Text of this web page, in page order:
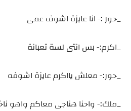
_حور :- انا عايزة اشوف عمى
_اكرم:- بس انتى لسة تعبانة
_حور:- معلش يااكرم عايزة اشوفه
_ملك:- واحنا هناجى معاكم واهو